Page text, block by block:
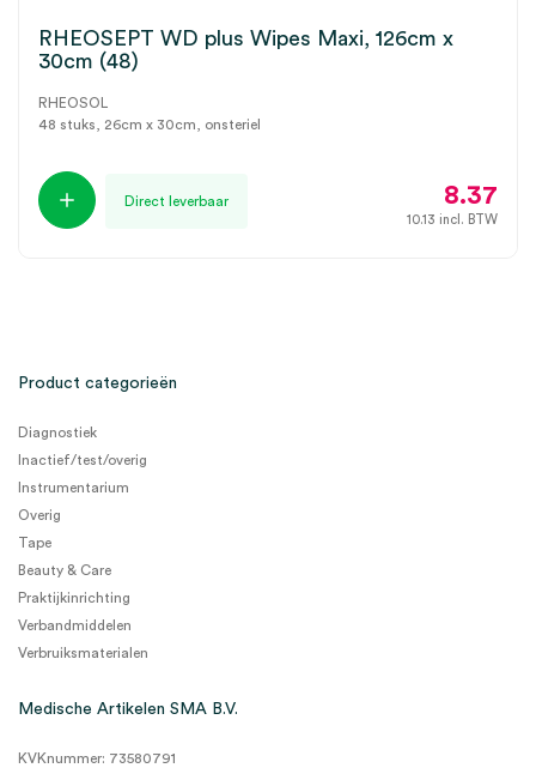
RHEOSEPT WD plus Wipes Maxi, 126cm x
30cm (48)
RHEOSOL
48 stuks, 26cm x 30cm, onsteriel
Direct leverbaar 8.37
10.13 incl. BTW
Product categorieën
Diagnostiek
Inactief/test/overig
Instrumentarium
Overig
Tape
Beauty & Care
Praktijkinrichting
Verbandmiddelen
Verbruiksmaterialen
Medische Artikelen SMA B.V.
KVKnummer: 73580791